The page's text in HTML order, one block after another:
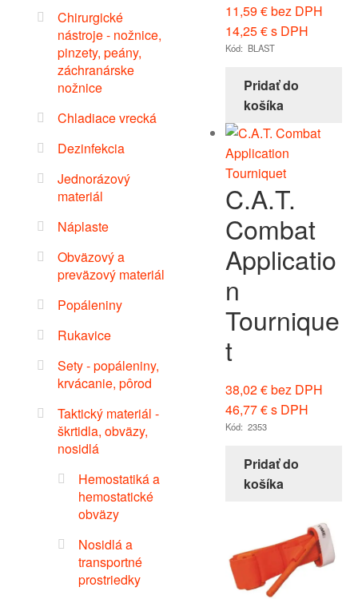
Chirurgické
nástroje - nožnice,
pinzety, peány,
záchranárske
nožnice
Chladiace vrecká
Dezinfekcia
Jednorázový
materiál
Náplaste
Obväzový a
preväzový materiál
Popáleniny
Rukavice
Sety - popáleniny,
krvácanie, pôrod
Taktický materiál -
škrtidla, obväzy,
nosidlá
Hemostatiká a
hemostatické
obväzy
Nosidlá a
transportné
prostriedky
11,59€bez DPH
14,25€s DPH
Kód: BLAST
Pridať do
košíka
C.A.T.
Combat
Applicatio
n
Tournique
t
38,02€bez DPH
46,77€s DPH
Kód: 2353
Pridať do
košíka